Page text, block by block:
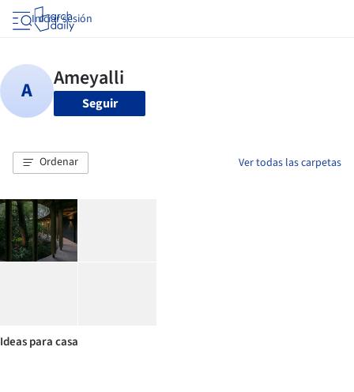
Iniciar sesión
Seguir
Ordenar Ver todas las carpetas
Ideas para casa